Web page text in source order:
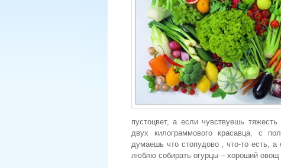
пустоцвет, а если чувствуешь
двух килограммового красавца, с
думаешь что стопудово , что-то есть,
люблю собирать огурцы – хороший